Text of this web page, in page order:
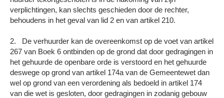
verplichtingen, kan slechts geschieden door de rechter,
behoudens in het geval van lid 2 en van artikel 210.
2. De verhuurder kan de overeenkomst op de voet van artikel
267 van Boek 6 ontbinden op de grond dat door gedragingen in
het gehuurde de openbare orde is verstoord en het gehuurde
deswege op grond van artikel 174a van de Gemeentewet dan
wel op grond van een verordening als bedoeld in artikel 174
van die wet is gesloten, door gedragingen in zodanig gebouw